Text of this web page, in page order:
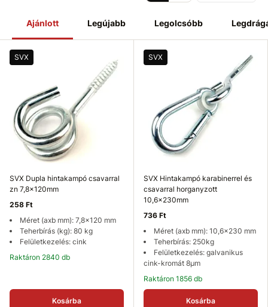
Ajánlott Legújabb Legolcsóbb
SVX
SVX Dupla hintakampó csavarral
zn 7,8x120mm
258 Ft
Méret (axb mm): 7,8x120 mm
Teherbírás (kg): 80 kg
Felületkezelés: cink
Raktáron 2840 db
Kosárba
SVX
SVX Hintakampó karabinerrel és
csavarral horganyzott
10,6x230mm
736 Ft
Méret (axb mm): 10,6x230 mm
Teherbírás: 250kg
Felületkezelés: galvanikus
cink-kromát 8µm
Raktáron 1856 db
Kosárba